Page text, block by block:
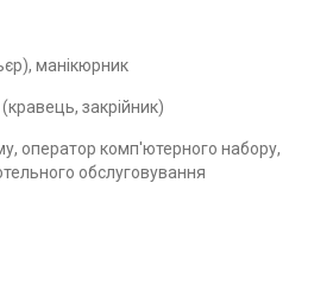
манікюрник
закрійник)
оператор комп'ютерного набору,
обслуговування